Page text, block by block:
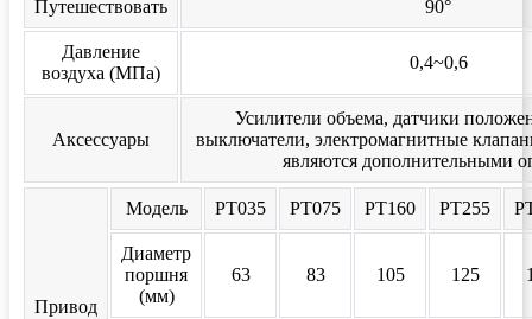
Путешествовать 90°
Давление
воздуха (МПа)
0,4~0,6
Аксессуары
Усилители объема, датчики
выключатели, электромагнитные
являются дополнительными
Привод
Модель РТ035 РТ075 РТ160 РТ255
Диаметр
поршня
(мм)
63 83 105 125